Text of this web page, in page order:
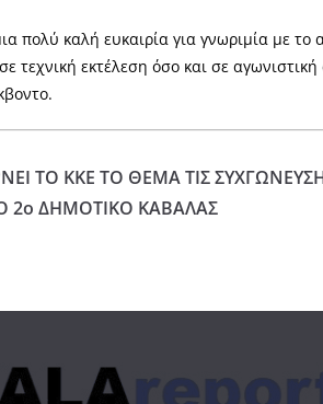
πολύ καλή ευκαιρία για γνωριμία με
τεχνική εκτέλεση όσο και σε
ΤΟ ΚΚΕ ΤΟ ΘΕΜΑ ΤΙΣ
ΔΗΜΟΤΙΚΟ ΚΑΒΑΛΑΣ